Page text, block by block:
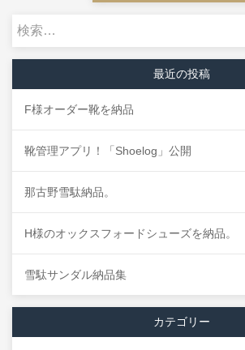
検
最近の投稿
F様オーダー靴を納品
靴管理アプリ！「Shoelog」公開
那古野雪駄納品。
H様のオックスフォードシューズを納品。
雪駄サンダル納品集
カテゴリー